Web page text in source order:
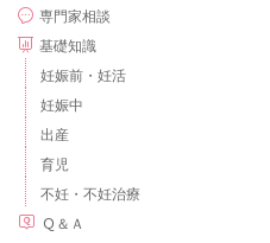
専門家相談
基礎知識
妊娠前・妊活
妊娠中
出産
育児
不妊・不妊治療
Ｑ＆Ａ